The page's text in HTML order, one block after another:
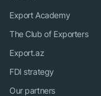
Export Academy
The Club of Exporters
Export.az
FDI strategy
Our partners